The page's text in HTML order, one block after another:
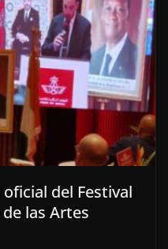
del Festival
las Artes